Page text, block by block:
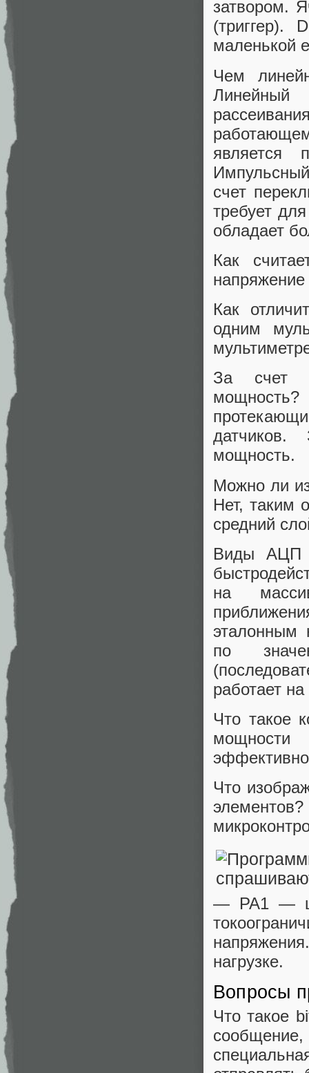
затвором.
(триггер).
маленькой
Чем
Линейный
является
счет
требует
обладает
Как
Как
одним
За счет
мощность?
мощность.
Можно ли
Нет, таким
средний
Виды АЦП
на
эталонным
по
работает
Что такое
Что
— PA1 —
нагрузке.
Вопросы
Что такое